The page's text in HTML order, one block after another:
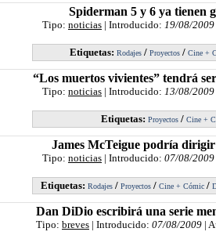
Spiderman 5 y 6 ya tienen
Tipo: noticias | Introducido: 19/08/2009
Etiquetas: Rodajes / Proyectos / Cine +
“Los muertos vivientes” tendrá
Tipo: noticias | Introducido: 13/08/2009
Etiquetas: Proyectos / Cine +
James McTeigue podría
Tipo: noticias | Introducido: 07/08/2009
Etiquetas: Rodajes / Proyectos / Cine + Cómic /
Dan DiDio escribirá una serie
Tipo: breves | Introducido: 07/08/2009 |